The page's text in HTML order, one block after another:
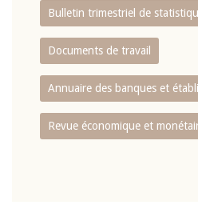
Bulletin trimestriel de
Documents de travail
Annuaire des banques et
Revue économique et